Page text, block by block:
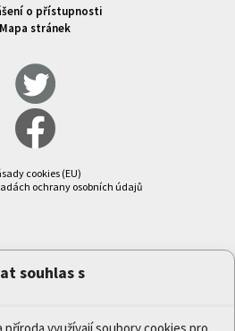
souhlas s
o přístupnosti
Mapa stránek
cookies (EU)
ochrany osobních údajů